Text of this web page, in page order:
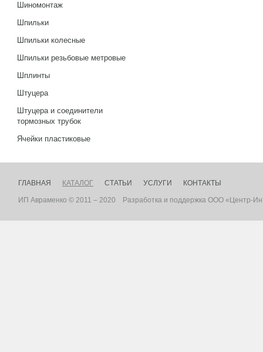
Шиномонтаж
Шпильки
Шпильки колесные
Шпильки резьбовые метровые
Шплинты
Штуцера
Штуцера и соединители
тормозных трубок
Ячейки пластиковые
ГЛАВНАЯ КАТАЛОГ СТАТЬИ УСЛУГИ КОНТАКТЫ
ИП Авраменко © 2011 – 2020 Разработка и поддержка ООО «Центр-